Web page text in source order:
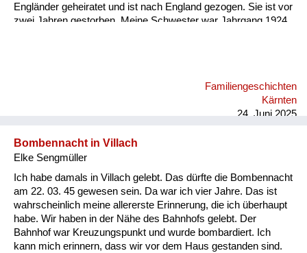
Engländer geheiratet und ist nach England gezogen. Sie ist vor
zwei Jahren gestorben. Meine Schwester war Jahrgang 1924,
Familiengeschichten
Kärnten
24. Juni 2025
Bombennacht in Villach
Elke Sengmüller
Ich habe damals in Villach gelebt. Das dürfte die Bombennacht
am 22. 03. 45 gewesen sein. Da war ich vier Jahre. Das ist
wahrscheinlich meine allererste Erinnerung, die ich überhaupt
habe. Wir haben in der Nähe des Bahnhofs gelebt. Der
Bahnhof war Kreuzungspunkt und wurde bombardiert. Ich
kann mich erinnern, dass wir vor dem Haus gestanden sind.